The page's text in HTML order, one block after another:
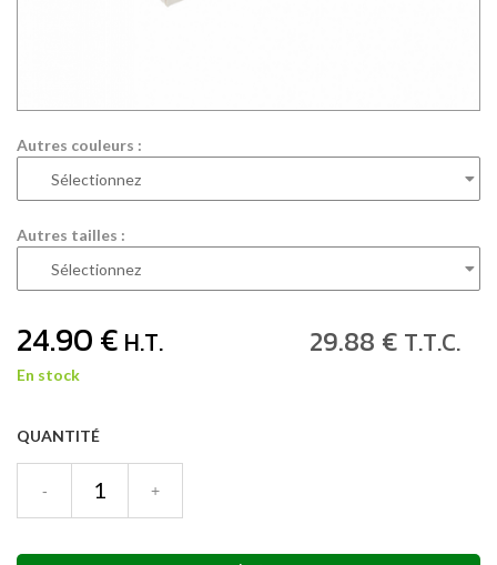
Autres couleurs :
Autres tailles :
24.90€ H.T. 29.88 € T.T.C.
En stock
QUANTITÉ